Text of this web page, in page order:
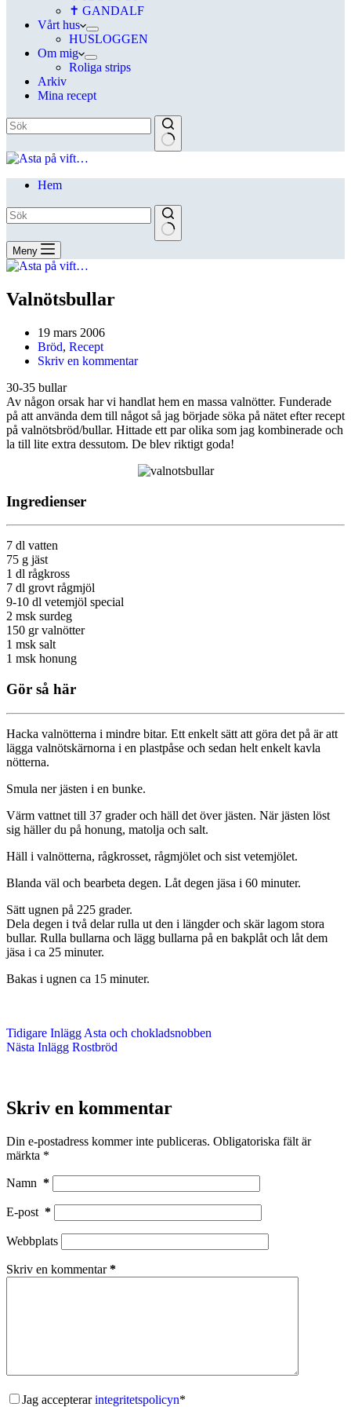
✝ GANDALF
Vårt hus
HUSLOGGEN
Om mig
Roliga strips
Arkiv
Mina recept
Hem
Meny
Valnötsbullar
19 mars 2006
Bröd, Recept
Skriv en kommentar
30-35 bullar
Av någon orsak har vi handlat hem en massa valnötter. Funderade
på att använda dem till något så jag började söka på nätet efter recept
på valnötsbröd/bullar. Hittade ett par olika som jag kombinerade och
la till lite extra dessutom. De blev riktigt goda!
Ingredienser
7 dl vatten
75 g jäst
1 dl rågkross
7 dl grovt rågmjöl
9-10 dl vetemjöl special
2 msk surdeg
150 gr valnötter
1 msk salt
1 msk honung
Gör så här
Hacka valnötterna i mindre bitar. Ett enkelt sätt att göra det på är att
lägga valnötskärnorna i en plastpåse och sedan helt enkelt kavla
nötterna.
Smula ner jästen i en bunke.
Värm vattnet till 37 grader och häll det över jästen. När jästen löst
sig häller du på honung, matolja och salt.
Häll i valnötterna, rågkrosset, rågmjölet och sist vetemjölet.
Blanda väl och bearbeta degen. Låt degen jäsa i 60 minuter.
Sätt ugnen på 225 grader.
Dela degen i två delar rulla ut den i längder och skär lagom stora
bullar. Rulla bullarna och lägg bullarna på en bakplåt och låt dem
jäsa i ca 25 minuter.
Bakas i ugnen ca 15 minuter.
Tidigare Inlägg Asta och chokladsnobben
Nästa Inlägg Rostbröd
Skriv en kommentar
Din e-postadress kommer inte publiceras. Obligatoriska fält är
märkta *
Namn *
E-post *
Webbplats
Skriv en kommentar*
Jag accepterarintegritetspolicyn*